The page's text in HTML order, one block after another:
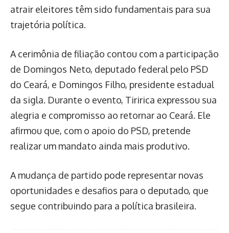
atrair eleitores têm sido fundamentais para sua
trajetória política.
A cerimônia de filiação contou com a participação
de Domingos Neto, deputado federal pelo PSD
do Ceará, e Domingos Filho, presidente estadual
da sigla. Durante o evento, Tiririca expressou sua
alegria e compromisso ao retornar ao Ceará. Ele
afirmou que, com o apoio do PSD, pretende
realizar um mandato ainda mais produtivo.
A mudança de partido pode representar novas
oportunidades e desafios para o deputado, que
segue contribuindo para a política brasileira.